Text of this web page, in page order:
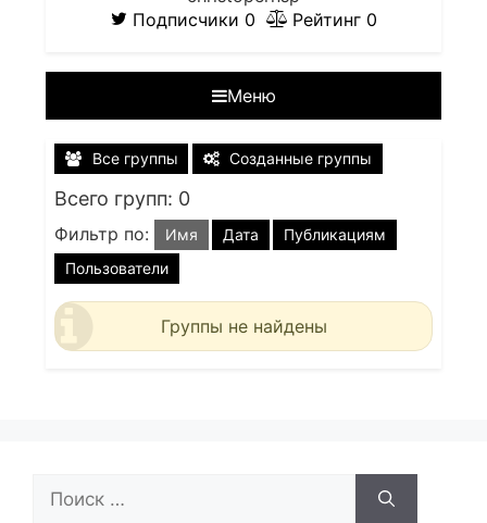
Подписчики 0 Рейтинг 0
Меню
Все группы Созданные группы
Всего групп: 0
Фильтр по: Имя Дата
Публикациям
Пользователи
Группы не найдены